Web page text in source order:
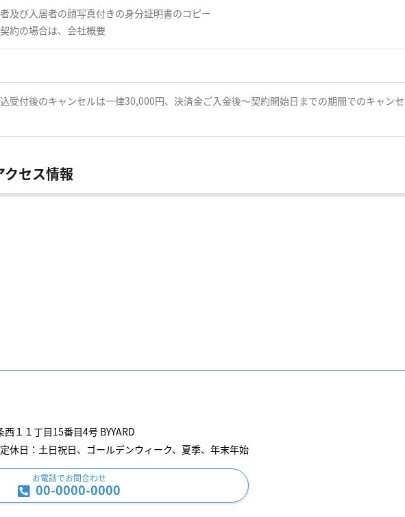
及び入居者の顔写真付きの身分証明書のコピー
約の場合は、会社概要
受付後のキャンセルは一律30,000円、決済金ご入金後～契約開始日までの期間でのキャン
クセス情報
１１丁目15番目4号 BYYARD
日：土日祝日、ゴールデンウィーク、夏季、年末年始
お電話でお問合わせ
00-0000-0000